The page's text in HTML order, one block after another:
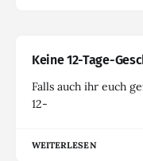
Keine 12-Tage-
Falls auch ihr euch
12-
WEITERLESEN